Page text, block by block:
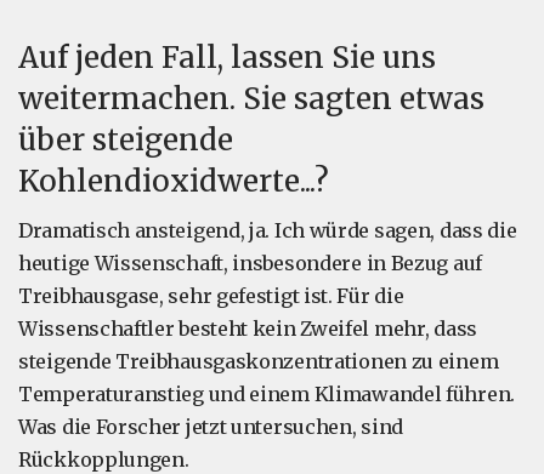
Auf jeden Fall, lassen Sie uns
weitermachen. Sie sagten etwas
über steigende
Kohlendioxidwerte...?
Dramatisch ansteigend, ja. Ich würde sagen, dass die
heutige Wissenschaft, insbesondere in Bezug auf
Treibhausgase, sehr gefestigt ist. Für die
Wissenschaftler besteht kein Zweifel mehr, dass
steigende Treibhausgaskonzentrationen zu einem
Temperaturanstieg und einem Klimawandel führen.
Was die Forscher jetzt untersuchen, sind
Rückkopplungen.